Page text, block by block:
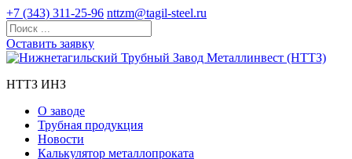
+7 (343) 311-25-96 nttzm@tagil-steel.ru
Оставить заявку
НТТЗ ИНЗ
О заводе
Трубная продукция
Новости
Калькулятор металлопроката